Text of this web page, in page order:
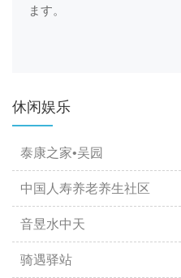
ます。
休闲娱乐
泰康之家•吴园
中国人寿养老养生社区
音昱水中天
骑遇驿站